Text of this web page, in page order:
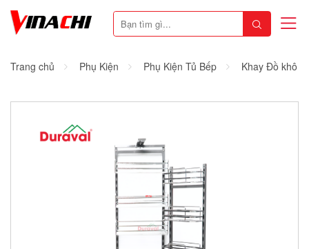
Trang chủ Phụ Kiện Phụ Kiện Tủ Bếp Khay Đồ khô